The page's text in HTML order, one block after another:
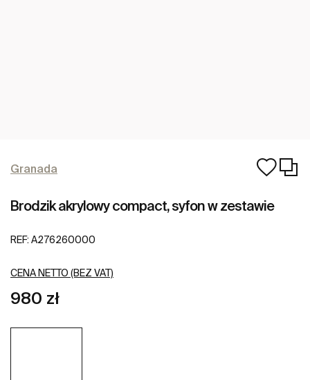
Granada
Brodzik akrylowy compact, syfon w zestawie
REF: A276260000
CENA NETTO (BEZ VAT)
980 zł